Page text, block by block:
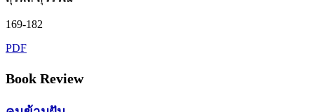
169-182
PDF
Book Review